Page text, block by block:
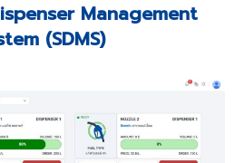
Management
(SDMS)